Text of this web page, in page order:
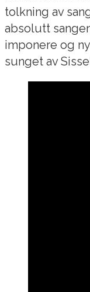
tolkning av
absolutt
imponere og
sunget av